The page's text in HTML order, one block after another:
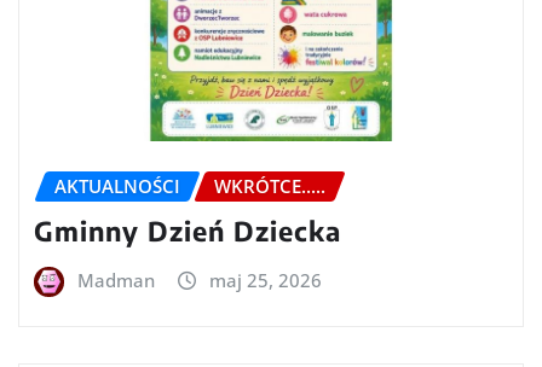
AKTUALNOŚCI WKRÓTCE.....
Gminny Dzień Dziecka
Madman maj 25, 2026